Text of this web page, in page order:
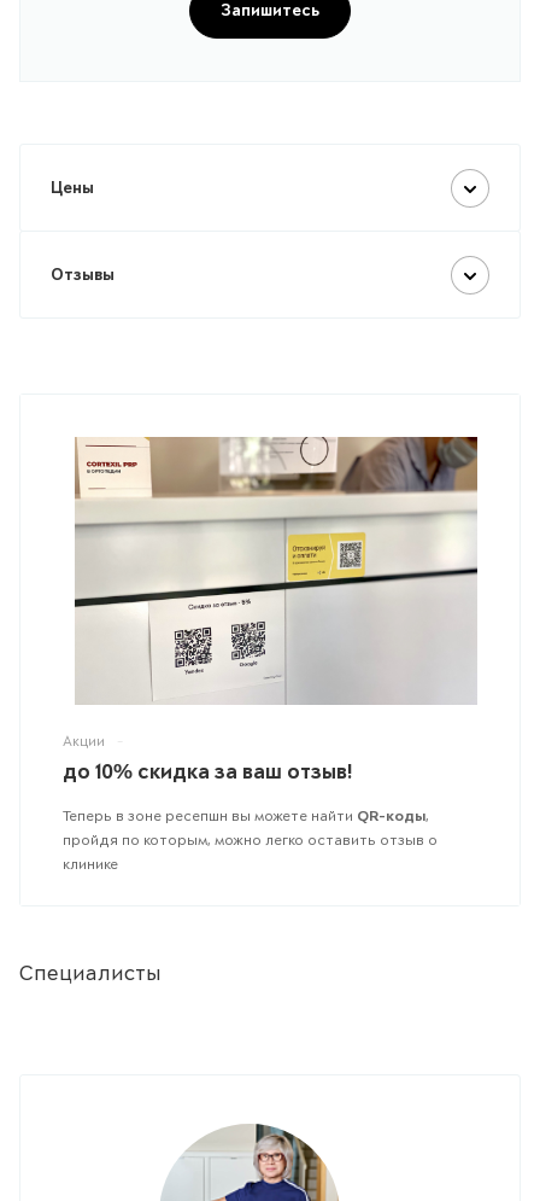
Запишитесь
Цены
Отзывы
Акции
до 10% скидка за ваш отзыв!
Теперь в зоне ресепшн вы можете найти QR-коды,
пройдя по которым, можно легко оставить отзыв о
клинике
Специалисты